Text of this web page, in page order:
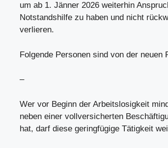
um ab 1. Jänner 2026 weiterhin
Notstandshilfe zu haben und nicht
verlieren.
Folgende Personen sind von der neuen
–
Wer vor Beginn der Arbeitslosigkeit
neben einer vollversicherten
hat, darf diese geringfügige Tätigkeit